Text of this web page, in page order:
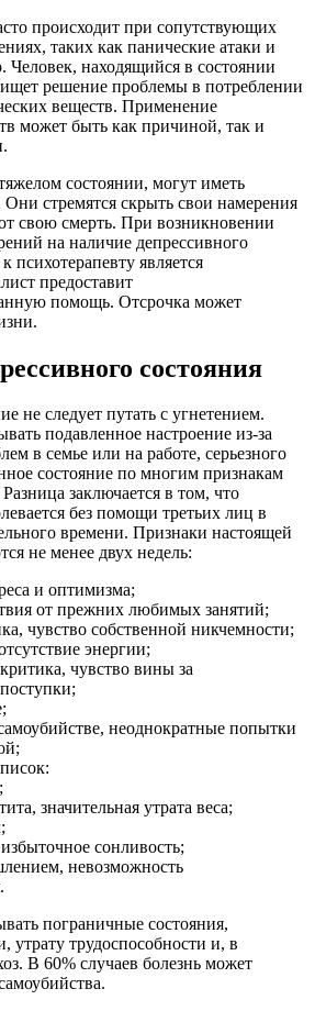
происходит при сопутствующих
таких как панические атаки и
Человек, находящийся в состоянии
решение проблемы в потреблении
веществ. Применение
может быть как причиной, так и
состоянии, могут иметь
Они стремятся скрыть свои намерения
свою смерть. При возникновении
на наличие депрессивного
психотерапевту является
предоставит
помощь. Отсрочка может
состояния
не следует путать с угнетением.
подавленное настроение из-за
в семье или на работе, серьезного
состояние по многим признакам
заключается в том, что
без помощи третьих лиц в
времени. Признаки настоящей
не менее двух недель:
и оптимизма;
от прежних любимых занятий;
чувство собственной никчемности;
энергии;
чувство вины за
неоднократные попытки
значительная утрата веса;
сонливость;
невозможность
пограничные состояния,
утрату трудоспособности и, в
В 60% случаев болезнь может